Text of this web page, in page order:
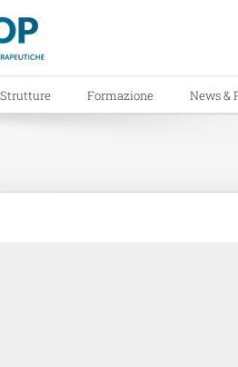
Strutture Formazione News &